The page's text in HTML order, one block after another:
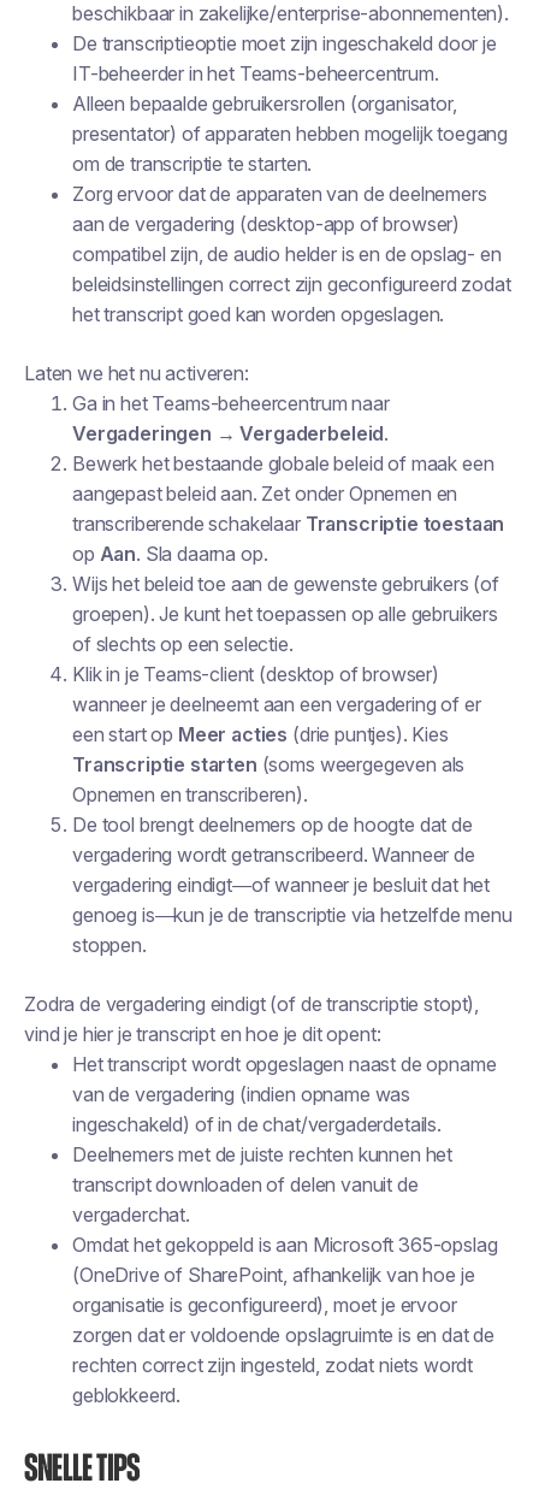
beschikbaar in zakelijke/enterprise-abonnementen).
De transcriptieoptie moet zijn ingeschakeld door je
IT-beheerder in het Teams-beheercentrum.
Alleen bepaalde gebruikersrollen (organisator,
presentator) of apparaten hebben mogelijk toegang
om de transcriptie te starten.
Zorg ervoor dat de apparaten van de deelnemers
aan de vergadering (desktop-app of browser)
compatibel zijn, de audio helder is en de opslag- en
beleidsinstellingen correct zijn geconfigureerd zodat
het transcript goed kan worden opgeslagen.
Laten we het nu activeren:
Ga in het Teams-beheercentrum naar
Vergaderingen → Vergaderbeleid.
Bewerk het bestaande globale beleid of maak een
aangepast beleid aan. Zet onder Opnemen en
transcriberende schakelaar Transcriptie toestaan
op Aan. Sla daarna op.
Wijs het beleid toe aan de gewenste gebruikers (of
groepen). Je kunt het toepassen op alle gebruikers
of slechts op een selectie.
Klik in je Teams-client (desktop of browser)
wanneer je deelneemt aan een vergadering of er
een start op Meer acties (drie puntjes). Kies
Transcriptie starten (soms weergegeven als
Opnemen en transcriberen).
De tool brengt deelnemers op de hoogte dat de
vergadering wordt getranscribeerd. Wanneer de
vergadering eindigt—of wanneer je besluit dat het
genoeg is—kun je de transcriptie via hetzelfde menu
stoppen.
Zodra de vergadering eindigt (of de transcriptie stopt),
vind je hier je transcript en hoe je dit opent:
Het transcript wordt opgeslagen naast de opname
van de vergadering (indien opname was
ingeschakeld) of in de chat/vergaderdetails.
Deelnemers met de juiste rechten kunnen het
transcript downloaden of delen vanuit de
vergaderchat.
Omdat het gekoppeld is aan Microsoft 365-opslag
(OneDrive of SharePoint, afhankelijk van hoe je
organisatie is geconfigureerd), moet je ervoor
zorgen dat er voldoende opslagruimte is en dat de
rechten correct zijn ingesteld, zodat niets wordt
geblokkeerd.
Snelle tips